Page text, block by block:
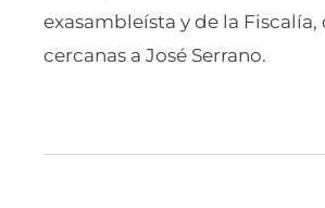
exasambleísta y de la
cercanas a José Serrano.